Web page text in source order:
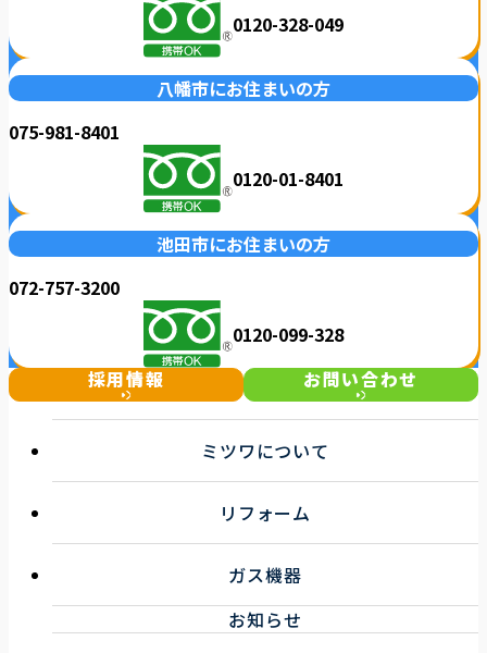
0120-328-049
八幡市にお住まいの方
075-981-8401
0120-01-8401
池田市にお住まいの方
072-757-3200
0120-099-328
採用情報 お問い合わせ
ミツワについて
事業紹介
企業情報
お知らせ一覧
リフォーム
浴室リフォーム
トイレ・洗面リフォーム
その他リフォーム
ガス機器
ガス機器サービス
お知らせ